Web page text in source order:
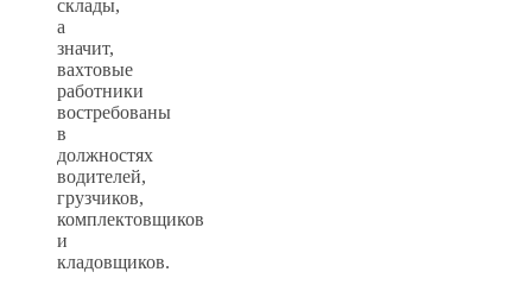
склады,
а
значит,
вахтовые
работники
востребованы
в
должностях
водителей,
грузчиков,
комплектовщиков
и
кладовщиков.